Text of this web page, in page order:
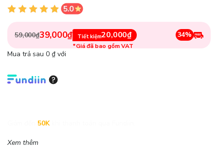
59,000₫39,000₫ Tiết kiệm20,000₫
*Giá đã bao gồm VAT
34%
Mua trả sau 0 ₫ với
50K
Xem thêm